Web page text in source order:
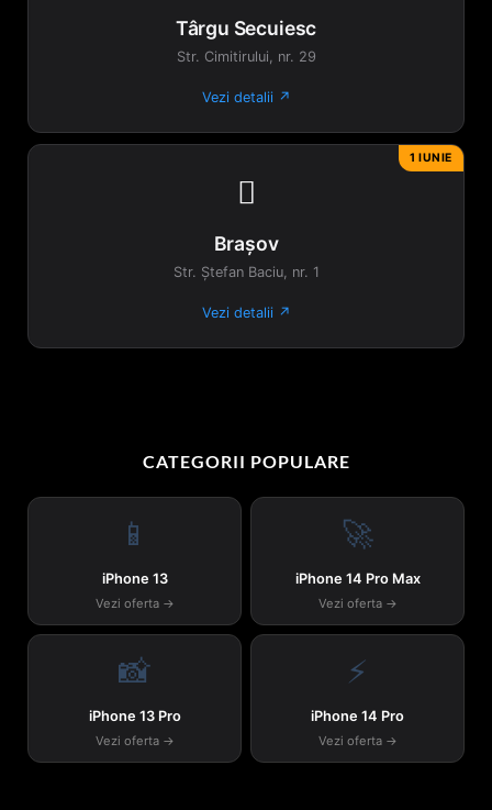
Târgu Secuiesc
Str. Cimitirului, nr. 29
Vezi detalii ↗
1 IUNIE

Brașov
Str. Ștefan Baciu, nr. 1
Vezi detalii ↗
CATEGORII POPULARE
📱
iPhone 13
Vezi oferta →
🚀
iPhone 14 Pro Max
Vezi oferta →
📸
iPhone 13 Pro
Vezi oferta →
⚡
iPhone 14 Pro
Vezi oferta →